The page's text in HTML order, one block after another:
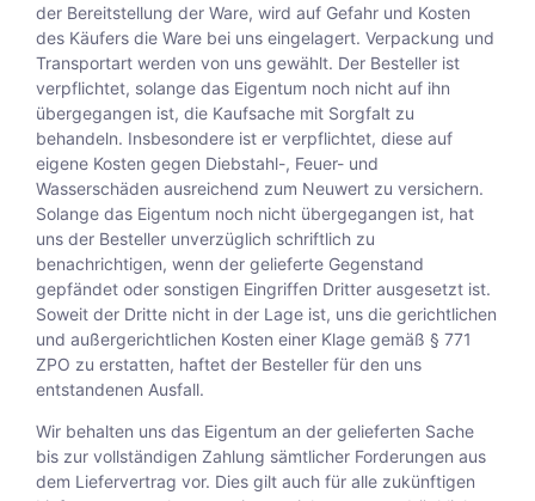
der Bereitstellung der Ware, wird auf Gefahr und Kosten
des Käufers die Ware bei uns eingelagert. Verpackung und
Transportart werden von uns gewählt. Der Besteller ist
verpflichtet, solange das Eigentum noch nicht auf ihn
übergegangen ist, die Kaufsache mit Sorgfalt zu
behandeln. Insbesondere ist er verpflichtet, diese auf
eigene Kosten gegen Diebstahl-, Feuer- und
Wasserschäden ausreichend zum Neuwert zu versichern.
Solange das Eigentum noch nicht übergegangen ist, hat
uns der Besteller unverzüglich schriftlich zu
benachrichtigen, wenn der gelieferte Gegenstand
gepfändet oder sonstigen Eingriffen Dritter ausgesetzt ist.
Soweit der Dritte nicht in der Lage ist, uns die gerichtlichen
und außergerichtlichen Kosten einer Klage gemäß § 771
ZPO zu erstatten, haftet der Besteller für den uns
entstandenen Ausfall.
Wir behalten uns das Eigentum an der gelieferten Sache
bis zur vollständigen Zahlung sämtlicher Forderungen aus
dem Liefervertrag vor. Dies gilt auch für alle zukünftigen